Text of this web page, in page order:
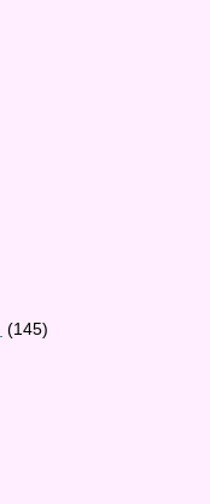
(145)